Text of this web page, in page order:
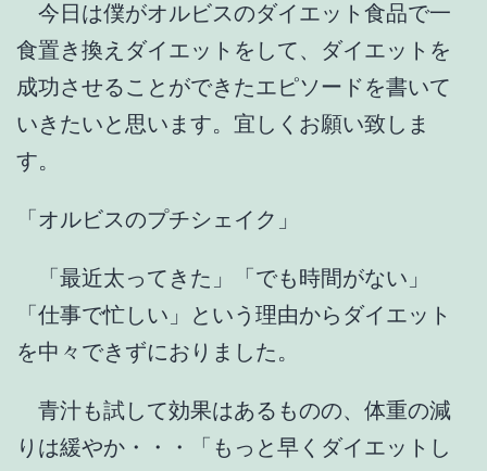
今日は僕がオルビスのダイエット食品で一
食置き換えダイエットをして、ダイエットを
成功させることができたエピソードを書いて
いきたいと思います。宜しくお願い致しま
す。
「オルビスのプチシェイク」
「最近太ってきた」「でも時間がない」
「仕事で忙しい」という理由からダイエット
を中々できずにおりました。
青汁も試して効果はあるものの、体重の減
りは緩やか・・・「もっと早くダイエットし